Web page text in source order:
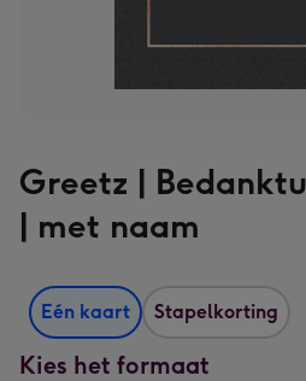
Greetz |
| met naam
Eén kaart Stapelkorting
Kies het formaat